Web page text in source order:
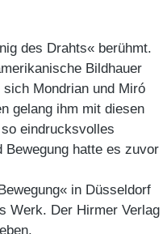
des Drahts« berühmt.
Bildhauer
Mondrian und Miró
gelang ihm mit diesen
eindrucksvolles
Bewegung hatte es zuvor
in Düsseldorf
Werk. Der Hirmer Verlag